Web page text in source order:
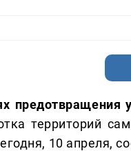
предотвращения
территорий
10 апреля,